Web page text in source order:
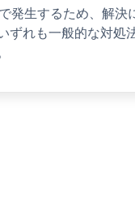
発生するため、解決
ずれも一般的な対処